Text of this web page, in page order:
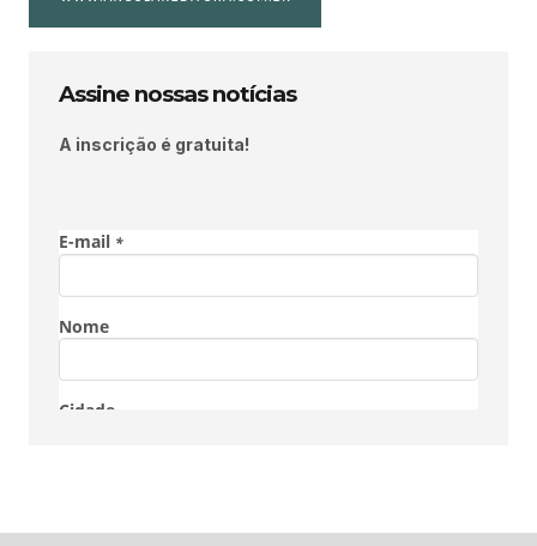
Assine nossas notícias
A inscrição é gratuita!